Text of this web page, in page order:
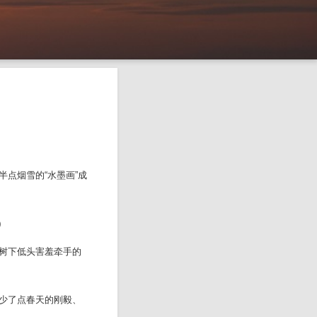
点烟雪的“水墨画”成
下低头害羞牵手的
了点春天的刚毅、